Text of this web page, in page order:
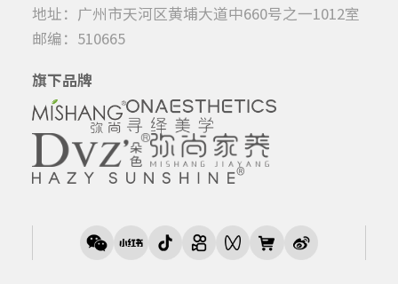
地址：广州市天河区黄埔大道中660号之一1012室
邮编：510665
旗下品牌